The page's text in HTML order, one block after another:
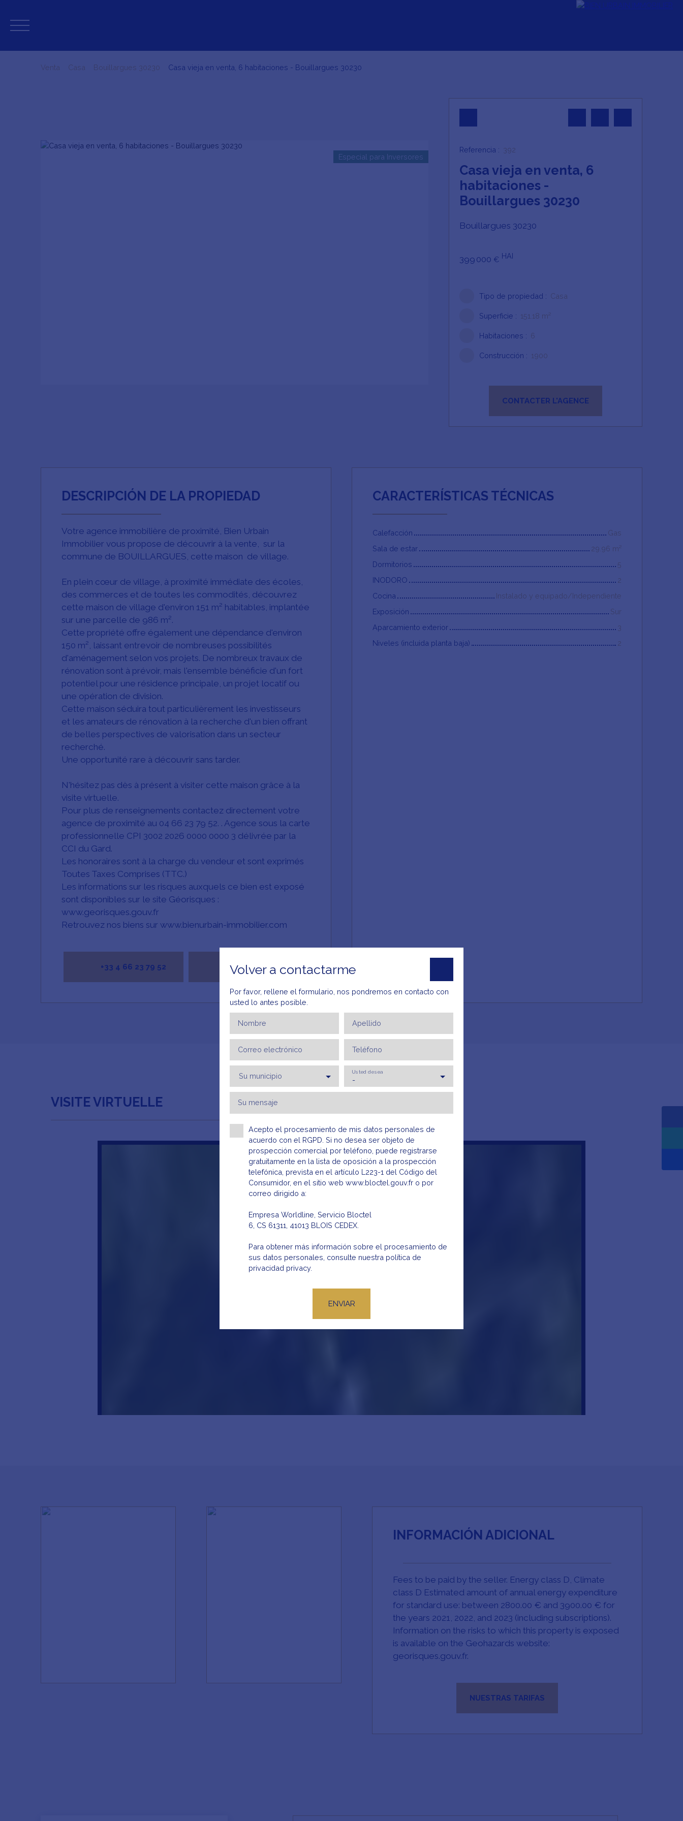
Venta Casa Bouillargues 30230 Casa vieja en venta, 6 habitaciones - Bouillargues 30230
Especial para Inversores
Referencia : 392
Casa vieja en venta, 6
habitaciones -
Bouillargues 30230
Bouillargues 30230
399 000 € HAI
Tipo de propiedad : Casa
Superficie : 151.18 m²
Habitaciones : 6
Construcción : 1900
CONTACTER L'AGENCE
DESCRIPCIÓN DE LA PROPIEDAD
Votre agence immobilière de proximité, Bien Urbain
Immobilier vous propose de découvrir à la vente, sur la
commune de BOUILLARGUES, cette maison de village.
En plein cœur de village, à proximité immédiate des écoles,
des commerces et de toutes les commodités, découvrez
cette maison de village d'environ 151 m² habitables, implantée
sur une parcelle de 986 m².
Cette propriété offre également une dépendance d'environ
150 m², laissant entrevoir de nombreuses possibilités
d'aménagement selon vos projets. De nombreux travaux de
rénovation sont à prévoir, mais l'ensemble bénéficie d'un fort
potentiel pour une résidence principale, un projet locatif ou
une opération de division.
Cette maison séduira tout particulièrement les investisseurs
et les amateurs de rénovation à la recherche d'un bien offrant
de belles perspectives de valorisation dans un secteur
recherché.
Une opportunité rare à découvrir sans tarder.
N'hésitez pas dès à présent à visiter cette maison grâce à la
visite virtuelle.
Pour plus de renseignements contactez directement votre
agence de proximité au 04 66 23 79 52. . Agence sous la carte
professionnelle CPI 3002 2026 0000 0000 3 délivrée par la
CCI du Gard.
Les honoraires sont à la charge du vendeur et sont exprimés
Toutes Taxes Comprises (TTC.)
Les informations sur les risques auxquels ce bien est exposé
sont disponibles sur le site Géorisques :
www.georisques.gouv.fr
Retrouvez nos biens sur www.bienurbain-immobilier.com
+33 4 66 23 79 52 ENVIAR UN EMAIL
CARACTERÍSTICAS TÉCNICAS
Calefacción
Gas
Sala de estar
29.96 m²
Dormitorios
5
INODORO
2
Cocina
Instalado y equipado/Independiente
Exposición
Sur
Aparcamiento exterior
3
Niveles (incluida planta baja)
2
VISITE VIRTUELLE
INFORMACIÓN ADICIONAL
Fees to be paid by the seller. Energy class D, Climate
class D Estimated amount of annual energy expenditure
for standard use: between 2800.00 € and 3900.00 € for
the years 2021, 2022, and 2023 (including subscriptions).
Information on the risks to which this property is exposed
is available on the Geohazards website:
georisques.gouv.fr.
NUESTRAS TARIFAS
Volver a contactarme
Por favor, rellene el formulario, nos pondremos en contacto con
usted lo antes posible.
Nombre Apellido
Correo electrónico Teléfono
Su municipio -
Usted desea
Su mensaje
Acepto el procesamiento de mis datos personales de
acuerdo con el RGPD. Si no desea ser objeto de
prospección comercial por teléfono, puede registrarse
gratuitamente en la lista de oposición a la prospección
telefónica, prevista en el artículo L223-1 del Código del
Consumidor, en el sitio web www.bloctel.gouv.fr o por
correo dirigido a:
Empresa Worldline, Servicio Bloctel
6, CS 61311, 41013 BLOIS CEDEX.
Para obtener más información sobre el procesamiento de
sus datos personales, consulte nuestra política de
privacidad privacy.
ENVIAR